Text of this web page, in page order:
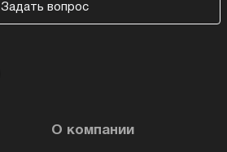
Задать вопрос
О компании